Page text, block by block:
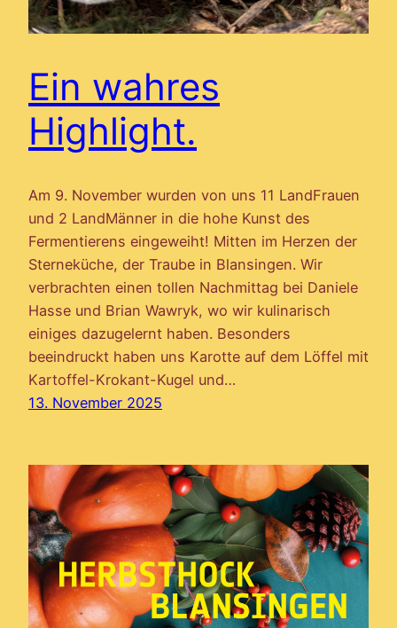
Ein wahres
Highlight.
Am 9. November wurden von uns 11 LandFrauen
und 2 LandMänner in die hohe Kunst des
Fermentierens eingeweiht! Mitten im Herzen der
Sterneküche, der Traube in Blansingen. Wir
verbrachten einen tollen Nachmittag bei Daniele
Hasse und Brian Wawryk, wo wir kulinarisch
einiges dazugelernt haben. Besonders
beeindruckt haben uns Karotte auf dem Löffel mit
Kartoffel-Krokant-Kugel und…
13. November 2025